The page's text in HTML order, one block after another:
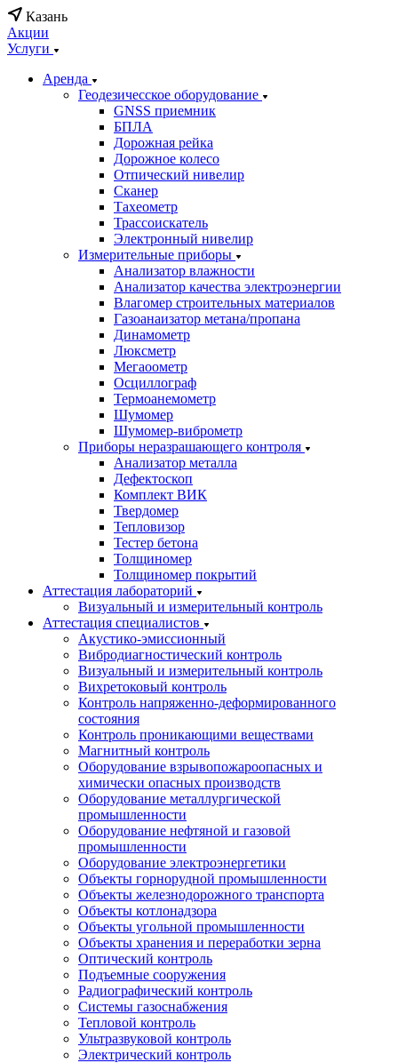
Казань
Акции
Услуги
Аренда
Геодезичесское оборудование
GNSS приемник
БПЛА
Дорожная рейка
Дорожное колесо
Отпический нивелир
Сканер
Тахеометр
Трассоискатель
Электронный нивелир
Измерительные приборы
Анализатор влажности
Анализатор качества электроэнергии
Влагомер строительных материалов
Газоанаизатор метана/пропана
Динамометр
Люксметр
Мегаоометр
Осциллограф
Термоанемометр
Шумомер
Шумомер-виброметр
Приборы неразрашающего контроля
Анализатор металла
Дефектоскоп
Комплект ВИК
Твердомер
Тепловизор
Тестер бетона
Толщиномер
Толщиномер покрытий
Аттестация лабораторий
Визуальный и измерительный контроль
Аттестация специалистов
Акустико-эмиссионный
Вибродиагностический контроль
Визуальный и измерительный контроль
Вихретоковый контроль
Контроль напряженно-деформированного
состояния
Контроль проникающими веществами
Магнитный контроль
Оборудование взрывопожароопасных и
химически опасных производств
Оборудование металлургической
промышленности
Оборудование нефтяной и газовой
промышленности
Оборудование электроэнергетики
Объекты горнорудной промышленности
Объекты железнодорожного транспорта
Объекты котлонадзора
Объекты угольной промышленности
Объекты хранения и переработки зерна
Оптический контроль
Подъемные сооружения
Радиографический контроль
Системы газоснабжения
Тепловой контроль
Ультразвуковой контроль
Электрический контроль